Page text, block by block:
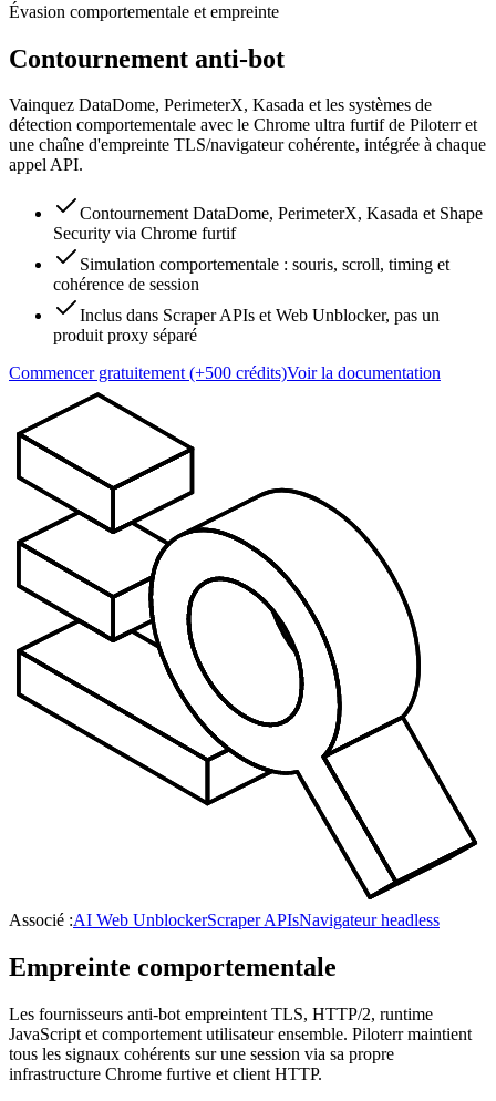
Évasion comportementale et empreinte
Contournement anti-bot
Vainquez DataDome, PerimeterX, Kasada et les systèmes de
détection comportementale avec le Chrome ultra furtif de Piloterr et
une chaîne d'empreinte TLS/navigateur cohérente, intégrée à chaque
appel API.
Contournement DataDome, PerimeterX, Kasada et Shape
Security via Chrome furtif
Simulation comportementale : souris, scroll, timing et
cohérence de session
Inclus dans Scraper APIs et Web Unblocker, pas un
produit proxy séparé
Commencer gratuitement (+500 crédits)Voir la documentation
Associé :AI Web UnblockerScraper APIsNavigateur headless
Empreinte comportementale
Les fournisseurs anti-bot empreintent TLS, HTTP/2, runtime
JavaScript et comportement utilisateur ensemble. Piloterr maintient
tous les signaux cohérents sur une session via sa propre
infrastructure Chrome furtive et client HTTP.